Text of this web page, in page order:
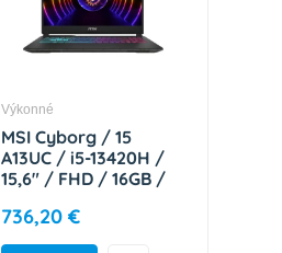
Výkonné
MSI Cyborg / 15
A13UC / i5-13420H /
15,6" / FHD / 16GB /
OS / Black / 2R 9S7-
15K111-2265
736,20 €